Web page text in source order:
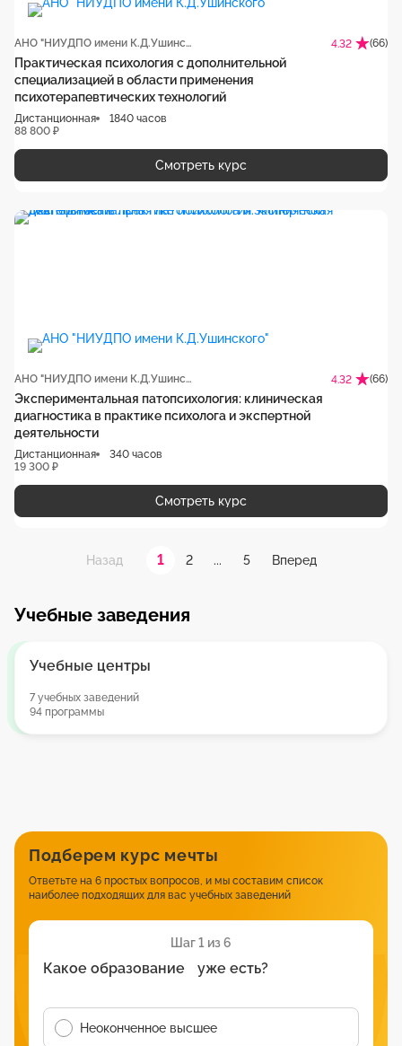
АНО "НИУДПО имени К.Д.Ушинского" 4.32 (66)
Практическая психология с дополнительной
специализацией в области применения
психотерапевтических технологий
Дистанционная
1840 часов
88 800 ₽
Смотреть курс
АНО "НИУДПО имени К.Д.Ушинского" 4.32 (66)
Экспериментальная патопсихология: клиническая
диагностика в практике психолога и экспертной
деятельности
Дистанционная
340 часов
19 300 ₽
Смотреть курс
Назад 1 2 ... 5 Вперед
Учебные заведения
Учебные центры
7 учебных заведений
94 программы
Подберем курс мечты
Ответьте на 6 простых вопросов, и мы составим список
наиболее подходящих для вас учебных заведений
Шаг 1 из 6
Какое образование уже есть?
Неоконченное высшее